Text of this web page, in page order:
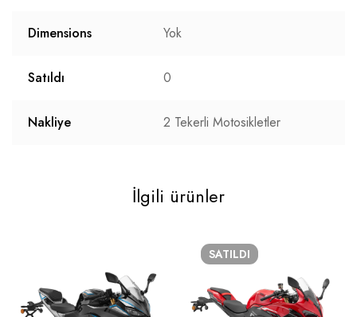
Dimensions Yok
Satıldı 0
Nakliye 2 Tekerli Motosikletler
İlgili ürünler
SATILDI